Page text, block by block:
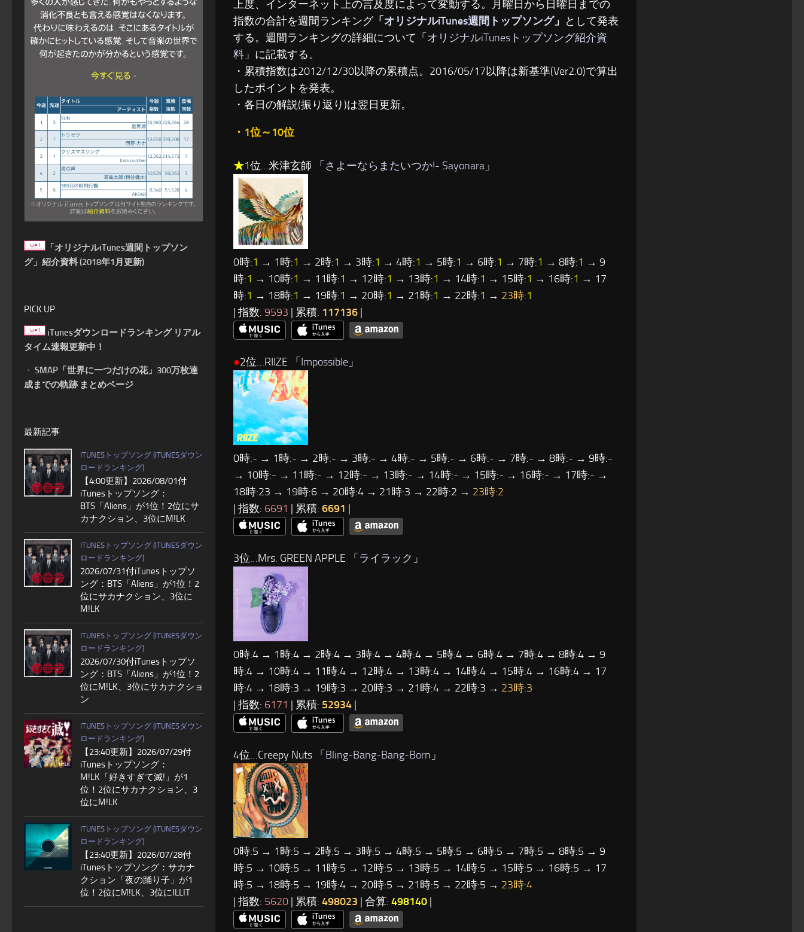
上度、インターネット上の言及度によって変動する。月曜日から日曜日までの
指数の合計を週間ランキング「 オリジナルiTunes週間トップソング」 として発表
する。週間ランキングの詳細について「 オリジナルiTunesトップソング紹介資
料 」に記載する。
・累積指数は2012/12/30以降の累積点。2016/05/17以降は新基準(Ver2.0)で算出
したポイントを発表。
・各日の解説(振り返り)は翌日更新。
・1位～10位
★1位…米津玄師 「 さよーならまたいつか!- Sayonara 」
0時:1 → 1時:1 → 2時:1 → 3時:1 → 4時:1 → 5時:1 → 6時:1 → 7時:1 → 8時:1 → 9
時:1 → 10時:1 → 11時:1 → 12時:1 → 13時:1 → 14時:1 → 15時:1 → 16時:1 → 17
時:1 → 18時:1 → 19時:1 → 20時:1 → 21時:1 → 22時:1 → 23時:1
| 指数: 9593 | 累積: 117136 |
●2位…RIIZE 「 Impossible 」
0時:- → 1時:- → 2時:- → 3時:- → 4時:- → 5時:- → 6時:- → 7時:- → 8時:- → 9時:-
→ 10時:- → 11時:- → 12時:- → 13時:- → 14時:- → 15時:- → 16時:- → 17時:- →
18時:23 → 19時:6 → 20時:4 → 21時:3 → 22時:2 → 23時:2
| 指数: 6691 | 累積: 6691 |
3位…Mrs. GREEN APPLE 「 ライラック 」
0時:4 → 1時:4 → 2時:4 → 3時:4 → 4時:4 → 5時:4 → 6時:4 → 7時:4 → 8時:4 → 9
時:4 → 10時:4 → 11時:4 → 12時:4 → 13時:4 → 14時:4 → 15時:4 → 16時:4 → 17
時:4 → 18時:3 → 19時:3 → 20時:3 → 21時:4 → 22時:3 → 23時:3
| 指数: 6171 | 累積: 52934 |
4位…Creepy Nuts 「Bling-Bang-Bang-Born 」
0時:5 → 1時:5 → 2時:5 → 3時:5 → 4時:5 → 5時:5 → 6時:5 → 7時:5 → 8時:5 → 9
時:5 → 10時:5 → 11時:5 → 12時:5 → 13時:5 → 14時:5 → 15時:5 → 16時:5 → 17
時:5 → 18時:5 → 19時:4 → 20時:5 → 21時:5 → 22時:5 → 23時:4
| 指数: 5620 | 累積: 498023 | 合算: 498140 |
「オリジナルiTunes週間トップソン
グ」紹介資料 (2018年1月更新)
PICK UP
iTunesダウンロードランキング リアル
タイム速報更新中！
・ SMAP「世界に一つだけの花」300万枚達
成までの軌跡 まとめページ
最新記事
ITUNESトップソング (ITUNESダウン
ロードランキング)
【4:00更新】2026/08/01付
iTunesトップソング：
BTS「Aliens」が1位！2位にサ
カナクション、3位にM!LK
ITUNESトップソング (ITUNESダウン
ロードランキング)
2026/07/31付iTunesトップソ
ング：BTS「Aliens」が1位！2
位にサカナクション、3位に
M!LK
ITUNESトップソング (ITUNESダウン
ロードランキング)
2026/07/30付iTunesトップソ
ング：BTS「Aliens」が1位！2
位にM!LK、3位にサカナクショ
ン
ITUNESトップソング (ITUNESダウン
ロードランキング)
【23:40更新】2026/07/29付
iTunesトップソング：
M!LK「好きすぎて滅!」が1
位！2位にサカナクション、3
位にM!LK
ITUNESトップソング (ITUNESダウン
ロードランキング)
【23:40更新】2026/07/28付
iTunesトップソング：サカナ
クション「夜の踊り子」が1
位！2位にM!LK、3位にILLIT